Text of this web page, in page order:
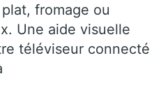
fromage ou
Une aide visuelle
téléviseur connecté